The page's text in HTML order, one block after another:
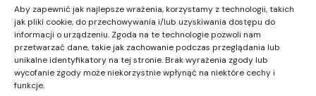
Aby zapewnić jak najlepsze wrażenia, korzystamy z technologii, takich
jak pliki cookie, do przechowywania i/lub uzyskiwania dostępu do
informacji o urządzeniu. Zgoda na te technologie pozwoli nam
przetwarzać dane, takie jak zachowanie podczas przeglądania lub
unikalne identyfikatory na tej stronie. Brak wyrażenia zgody lub
wycofanie zgody może niekorzystnie wpłynąć na niektóre cechy i
funkcje.
Dział sprzedaży
ul. Pałuków 2, LOK 12
03-188 Warszawa
tel.: 22 597 23 72